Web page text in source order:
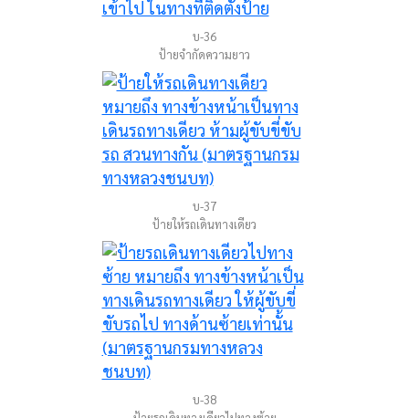
บ-36
ป้ายจำกัดความยาว
บ-37
ป้ายให้รถเดินทางเดียว
บ-38